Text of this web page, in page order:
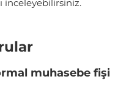
inceleyebilirsiniz.
muhasebe fişi